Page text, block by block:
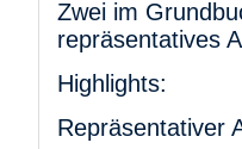
Zwei im
repräsentatives
Highlights:
Repräsentativer